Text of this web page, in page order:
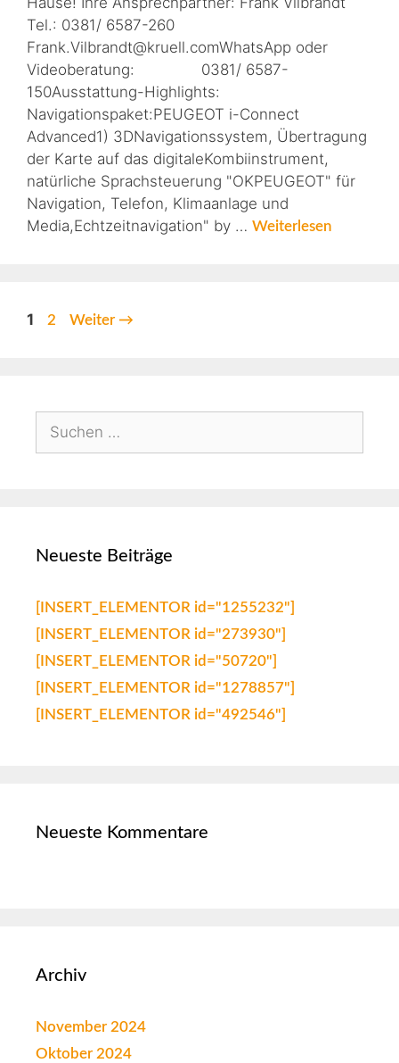
Tel.: 0381/ 6587-260
Frank.Vilbrandt@kruell.comWhatsApp oder
Videoberatung: 0381/ 6587-
150Ausstattung-Highlights:
Navigationspaket:PEUGEOT i-Connect
Advanced1) 3DNavigationssystem, Übertragung
der Karte auf das digitaleKombiinstrument,
natürliche Sprachsteuerung "OKPEUGEOT" für
Navigation, Telefon, Klimaanlage und
Media,Echtzeitnavigation" by … Weiterlesen
1 2 Weiter →
Neueste Beiträge
[INSERT_ELEMENTOR id="1255232"]
[INSERT_ELEMENTOR id="273930"]
[INSERT_ELEMENTOR id="50720"]
[INSERT_ELEMENTOR id="1278857"]
[INSERT_ELEMENTOR id="492546"]
Neueste Kommentare
Archiv
November 2024
Oktober 2024